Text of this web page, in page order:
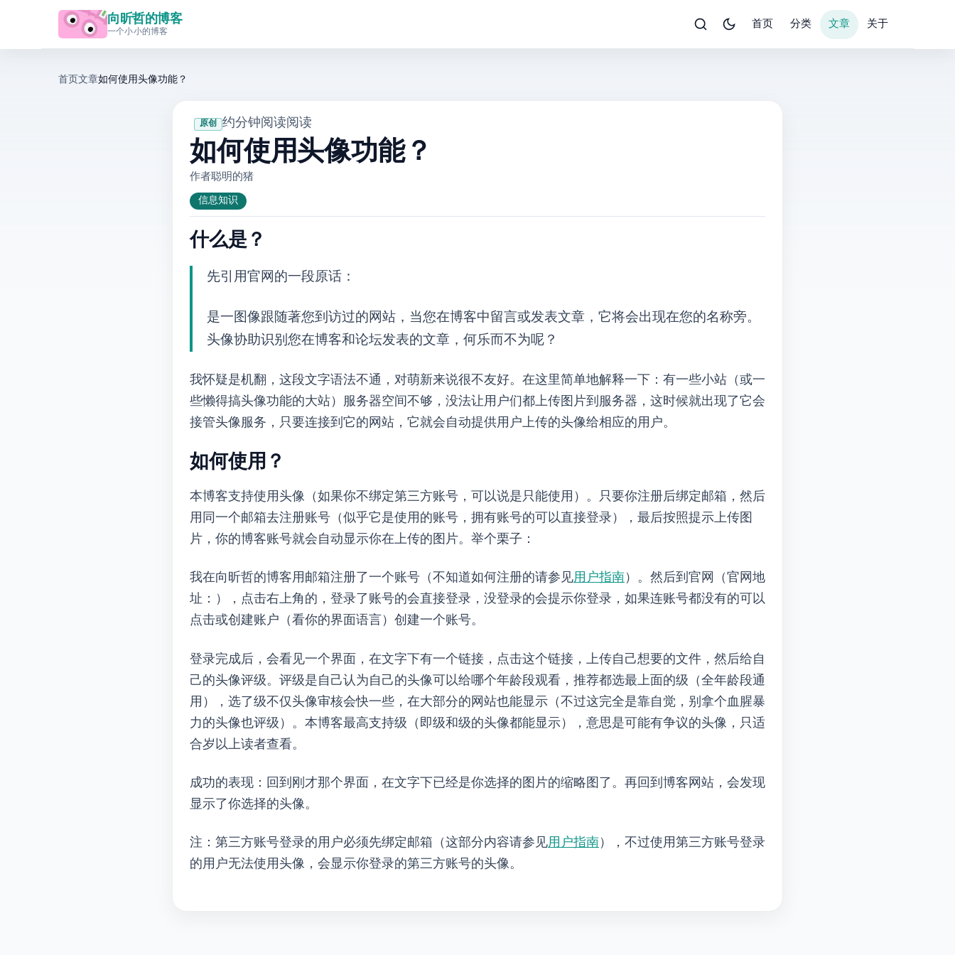
向昕哲的博客
一个小小的博客
首页 分类 文章 关于
首页文章如何使用Gravatar头像功能？
原创 · 约 4 分钟阅读 · 阅读
如何使用Gravatar头像功能？
作者: 聪明的猪
信息知识
什么是Gravatar？
先引用官网的一段原话：
Gravatar是一图像跟随著您到访过的网站，当您在博客中留言或发表文章，它将会出现在您的名称旁。
头像协助识别您在博客和论坛发表的文章，何乐而不为呢？
我怀疑是机翻，这段文字语法不通，对萌新来说很不友好。在这里简单地解释一下：有一些小站（或一
些懒得搞头像功能的大站）服务器空间不够，没法让用户们都上传图片到服务器，这时候Gravatar就出现了——它会
接管头像服务，只要连接到它的网站，它就会自动提供用户上传的头像给相应的用户。
如何使用Gravatar？
本博客支持使用Gravatar头像（如果你不绑定第三方账号，可以说是只能使用Gravatar）。只要你注册后绑定邮箱，然后
用同一个邮箱去注册Gravatar账号（似乎它是使用的WordPress账号，拥有WordPress账号的可以直接登录），最后按照提示上传图
片，你的博客账号就会自动显示你在Gravatar上传的图片。举个栗子：
我在向昕哲的博客用邮箱注册了一个账号（不知道如何注册的请参见用户指南 ）。然后到Gravatar官网（官网地
址： ），点击右上角的“Sign In”，登录了WordPress账号的会直接登录，没登录的会提示你登录，如果连WordPress账号都没有的可以
点击“Create an Account”或“创建账户”（看你的界面语言）创建一个WordPress账号。
登录完成后，会看见一个界面，在“2. Pick new image”文字下有一个“Add a new image”链接，点击这个链接，上传自己想要的文件，然后给自
己的头像评级。评级是自己认为自己的头像可以给哪个年龄段观看，推荐都选最上面的G级（全年龄段通
用），选了G级不仅头像审核会快一些，在大部分的网站也能显示（不过这完全是靠自觉，别拿个血腥暴
力的头像也评G级）。本博客最高支持PG级（即G级和PG级的头像都能显示），意思是“可能有争议的头像，只适
合13岁以上读者查看”。
成功的表现：回到刚才那个界面，在“2. Pick new image”文字下已经是你选择的图片的缩略图了。再回到博客网站，会发现
显示了你选择的头像。
注：第三方账号登录的用户必须先绑定邮箱（这部分内容请参见用户指南），不过使用第三方账号登录
的用户无法使用Gravatar头像，会显示你登录的第三方账号的头像。